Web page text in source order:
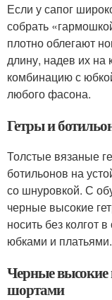
Если у сапог
собрать
плотно облегают
длину, надев их на
комбинацию с
любого фасона.
Гетры и
Толстые вязаные
ботильонов на
со шнуровкой. С
черные высокие
носить без колгот
юбками и платьями.
Черные
шортами